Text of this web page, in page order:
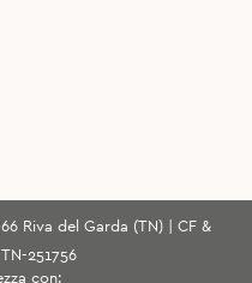
Riva del Garda (TN) | CF &
251756
con: